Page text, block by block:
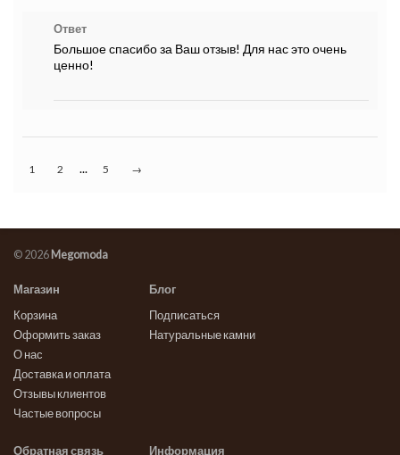
Ответ
Большое спасибо за Ваш отзыв! Для нас это очень
ценно!
1 2 ... 5 →
© 2026 Megomoda
Магазин
Корзина
Оформить заказ
О нас
Доставка и оплата
Отзывы клиентов
Частые вопросы
Блог
Подписаться
Натуральные камни
Обратная связь Информация